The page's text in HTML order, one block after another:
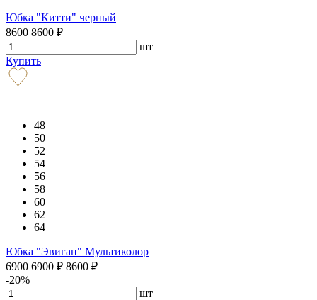
Юбка "Китти" черный
8600 8600 ₽
шт
Купить
48
50
52
54
56
58
60
62
64
Юбка "Эвиган" Мультиколор
6900 6900 ₽ 8600 ₽
-20%
шт